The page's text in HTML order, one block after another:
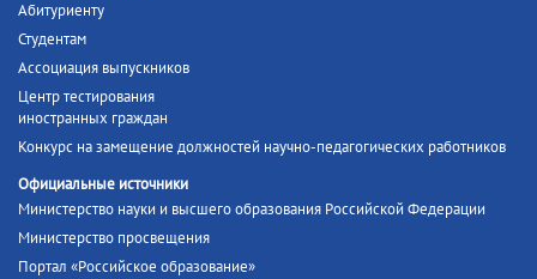
Абитуриенту
Студентам
Ассоциация выпускников
Центр тестирования
иностранных граждан
Конкурс на замещение должностей научно-педагогических работников
Официальные источники
Министерство науки и высшего образования Российской Федерации
Министерство просвещения
Портал «Российское образование»